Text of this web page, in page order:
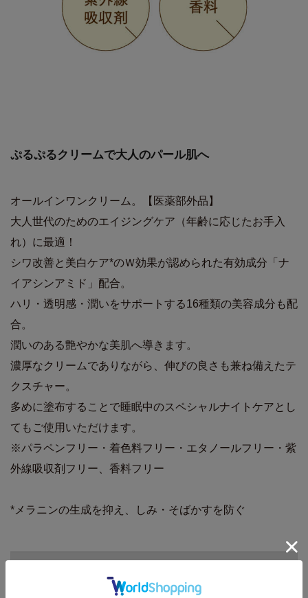
ぷるぷるクリームで大人のパール肌へ
オールインワンクリーム。【医薬部外品】
大人世代のためのエイジングケア（年齢に応じたお手入
れ）に最適！
シワ改善と美白ケア*のＷ効果が認められた有効成分「ナ
イアシンアミド」配合。
ハリ・透明感・潤いをサポートする16種類の美容成分も配
合。
潤いのある艶やかな美肌へ導きます。
濃厚なクリームでありながら、伸びの良さも兼ね備えたテ
クスチャー。
多めに塗布することで睡眠中のスペシャルナイトケアとし
てもご使用いただけます。
※パラペンフリー・着色料フリー・エタノールフリー・紫
外線吸収剤フリー、香料フリー
*メラニンの生成を抑え、しみ・そばかすを防ぐ